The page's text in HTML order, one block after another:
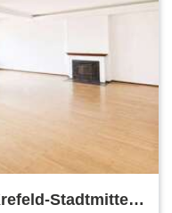
Stadtmitte